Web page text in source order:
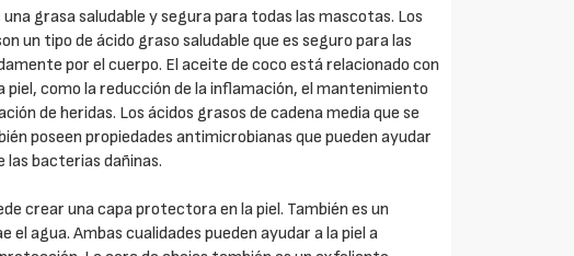
grasa saludable y segura para todas las mascotas. Los
un tipo de ácido graso saludable que es seguro para las
por el cuerpo. El aceite de coco está relacionado con
como la reducción de la inflamación, el mantenimiento
de heridas. Los ácidos grasos de cadena media que se
poseen propiedades antimicrobianas que pueden ayudar
las bacterias dañinas.
crear una capa protectora en la piel. También es un
agua. Ambas cualidades pueden ayudar a la piel a